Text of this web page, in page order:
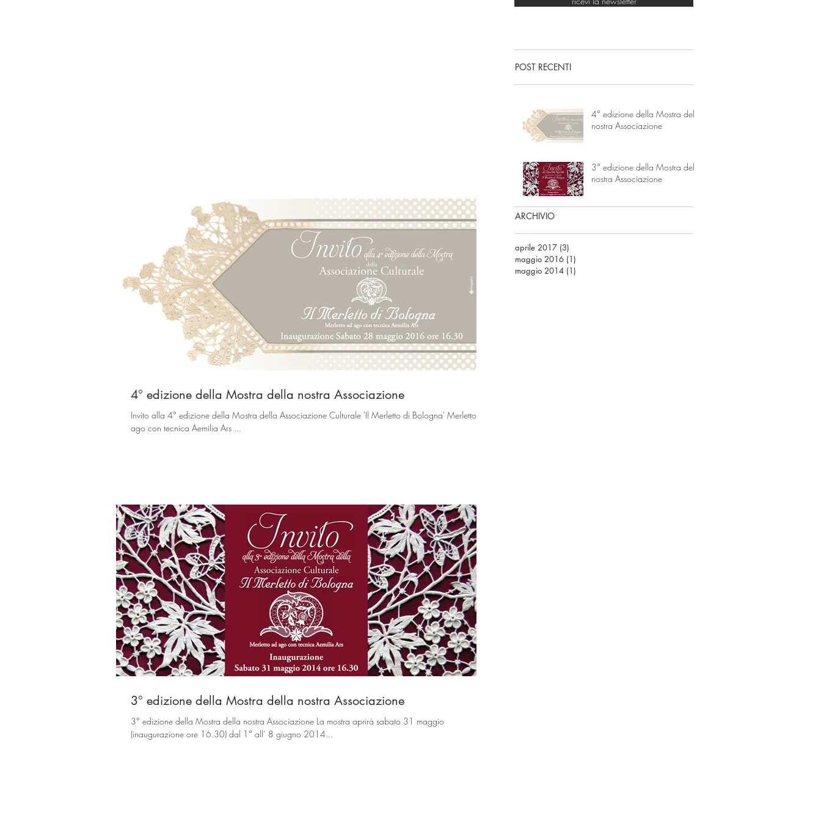
4° edizione della Mostra della nostra Associazione
Invito alla 4° edizione della Mostra della Associazione Culturale 'Il Merletto di Bologna' Merletto ad
ago con tecnica Aemilia Ars ...
3° edizione della Mostra della nostra Associazione
3° edizione della Mostra della nostra Associazione La mostra aprirà sabato 31 maggio
(inaugurazione ore 16.30) dal 1° all’ 8 giugno 2014...
POST RECENTI
4° edizione della Mostra della
nostra Associazione
3° edizione della Mostra della
nostra Associazione
ARCHIVIO
aprile 2017 (3)
maggio 2016 (1)
maggio 2014 (1)